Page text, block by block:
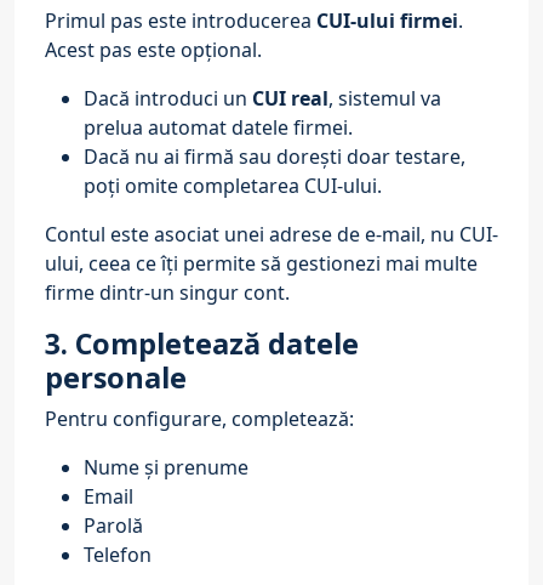
Primul pas este introducerea CUI-ului firmei.
Acest pas este opțional.
Dacă introduci un CUI real, sistemul va
prelua automat datele firmei.
Dacă nu ai firmă sau dorești doar testare,
poți omite completarea CUI-ului.
Contul este asociat unei adrese de e-mail, nu CUI-
ului, ceea ce îți permite să gestionezi mai multe
firme dintr-un singur cont.
3. Completează datele
personale
Pentru configurare, completează:
Nume și prenume
Email
Parolă
Telefon